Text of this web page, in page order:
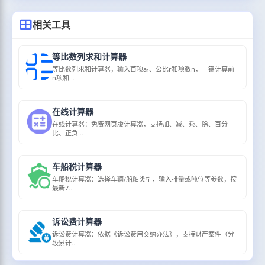
相关工具
等比数列求和计算器
等比数列求和计算器，输入首项a₁、公比r和项数n，一键计算前
n项和...
在线计算器
在线计算器：免费网页版计算器，支持加、减、乘、除、百分
比、正负...
车船税计算器
车船税计算器：选择车辆/船舶类型，输入排量或吨位等参数，按
最新7...
诉讼费计算器
诉讼费计算器：依据《诉讼费用交纳办法》，支持财产案件（分
段累计...